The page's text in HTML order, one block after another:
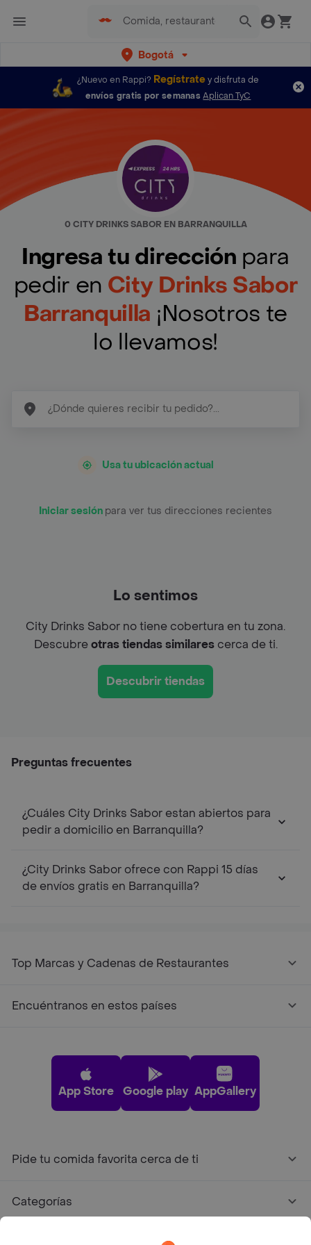
Bogotá
¿Nuevo en Rappi? Regístratey disfruta de
envíos gratis por semanas Aplican TyC
0 CITY DRINKS SABOR EN BARRANQUILLA
Ingresa tu dirección para
pedir en City Drinks Sabor
Barranquilla ¡Nosotros te
lo llevamos!
Usa tu ubicación actual
Iniciar sesión para ver tus direcciones recientes
Lo sentimos
City Drinks Sabor no tiene cobertura en tu zona.
Descubreotras tiendas similarescerca de ti.
Descubrir tiendas
Preguntas frecuentes
¿Cuáles City Drinks Sabor estan abiertos para
pedir a domicilio en Barranquilla?
¿City Drinks Sabor ofrece con Rappi 15 días
de envíos gratis en Barranquilla?
Top Marcas y Cadenas de Restaurantes
Encuéntranos en estos países
App Store Google play AppGallery
Pide tu comida favorita cerca de ti
Categorías